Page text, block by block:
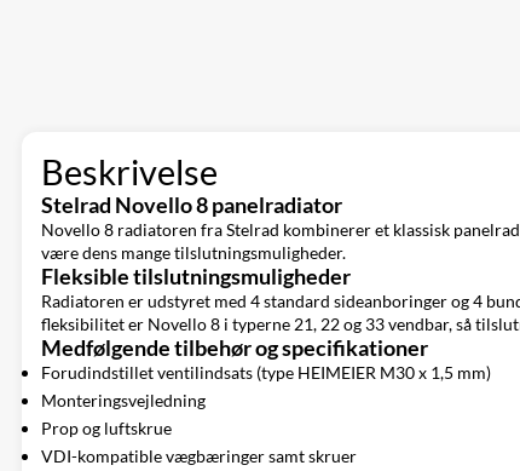
Beskrivelse
Stelrad Novello 8 panelradiator
Novello 8 radiatoren fra Stelrad kombinerer et klassisk
være dens mange tilslutningsmuligheder.
Fleksible tilslutningsmuligheder
Radiatoren er udstyret med 4 standard sideanboringer og 4
fleksibilitet er Novello 8 i typerne 21, 22 og 33 vendbar, så
Medfølgende tilbehør og specifikationer
Forudindstillet ventilindsats (type HEIMEIER M30 x 1,5 mm)
Monteringsvejledning
Prop og luftskrue
VDI-kompatible vægbæringer samt skruer